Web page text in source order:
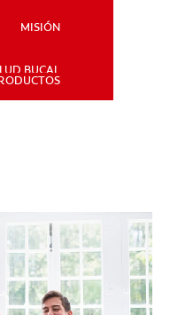
PARA PROFESIONALES
CUPONES
MISIÓN
BUCAL